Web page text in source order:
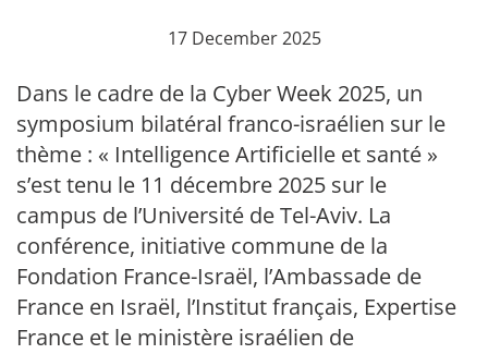
17 December 2025
Dans le cadre de la Cyber Week 2025, un
symposium bilatéral franco-israélien sur le
thème : « Intelligence Artificielle et santé »
s’est tenu le 11 décembre 2025 sur le
campus de l’Université de Tel-Aviv. La
conférence, initiative commune de la
Fondation France-Israël, l’Ambassade de
France en Israël, l’Institut français, Expertise
France et le ministère israélien de